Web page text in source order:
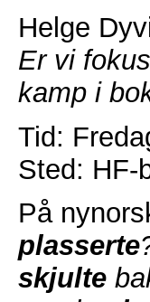
Helge
Er vi
kamp i
Tid:
Sted: HF-
På
plasserte
skjulte